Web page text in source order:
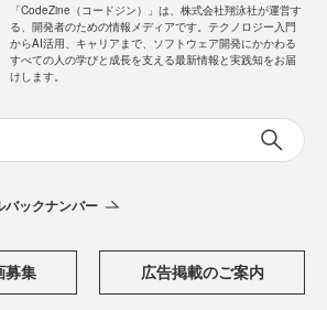
「CodeZine（コードジン）」は、株式会社翔泳社が運営す
る、開発者のための情報メディアです。テクノロジー入門
からAI活用、キャリアまで、ソフトウェア開発にかかわる
すべての人の学びと成長を支える最新情報と実践知をお届
けします。
バックナンバー
募集 広告掲載のご案内